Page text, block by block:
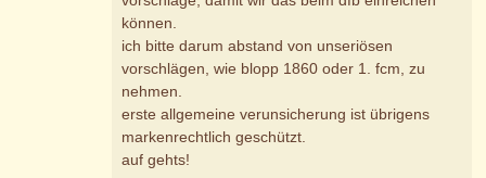
können.
ich bitte darum abstand von unseriösen
vorschlägen, wie blopp 1860 oder 1. fcm, zu
nehmen.
erste allgemeine verunsicherung ist übrigens
markenrechtlich geschützt.
auf gehts!